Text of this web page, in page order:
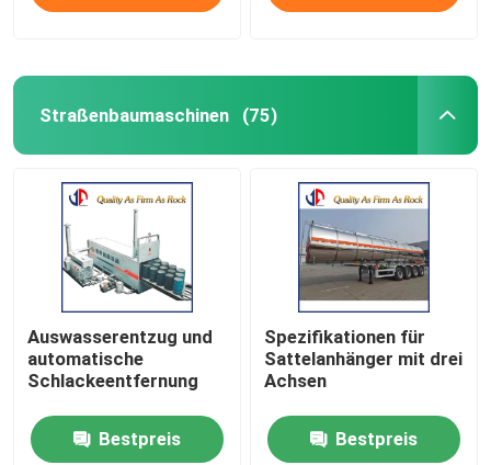
Produkte
Fabrik Tour
Qualitätskontrolle
Kontakt
Nachrichten
Straßenbaumaschinen (75)
Auswasserentzug und
automatische
Schlackeentfernung
Bestpreis
Spezifikationen für
Sattelanhänger mit drei
Achsen
Bestpreis